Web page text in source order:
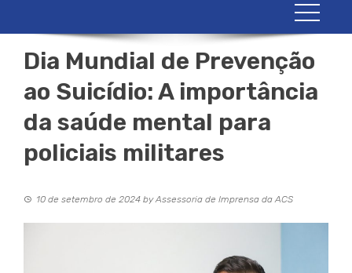
Dia Mundial de Prevenção
ao Suicídio: A importância
da saúde mental para
policiais militares
10 de setembro de 2024 byAssessoria de Imprensa da ACS